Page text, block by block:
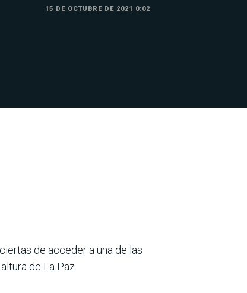
15 DE OCTUBRE DE 2021 0:02
de acce­der a una de las
de La Paz.